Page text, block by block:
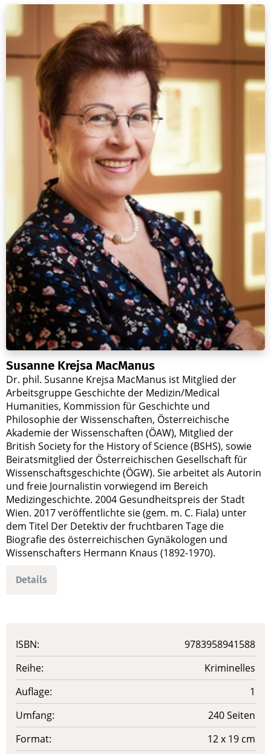
Susanne Krejsa MacManus
Dr. phil. Susanne Krejsa MacManus ist Mitglied der
Arbeitsgruppe Geschichte der Medizin/Medical
Humanities, Kommission für Geschichte und
Philosophie der Wissenschaften, Österreichische
Akademie der Wissenschaften (ÖAW), Mitglied der
British Society for the History of Science (BSHS), sowie
Beiratsmitglied der Österreichischen Gesellschaft für
Wissenschaftsgeschichte (ÖGW). Sie arbeitet als Autorin
und freie Journalistin vorwiegend im Bereich
Medizingeschichte. 2004 Gesundheitspreis der Stadt
Wien. 2017 veröffentlichte sie (gem. m. C. Fiala) unter
dem Titel Der Detektiv der fruchtbaren Tage die
Biografie des österreichischen Gynäkologen und
Wissenschafters Hermann Knaus (1892-1970).
Details
ISBN:
9783958941588
Reihe:
Kriminelles
Auflage:
1
Umfang:
240 Seiten
Format:
12 x 19 cm